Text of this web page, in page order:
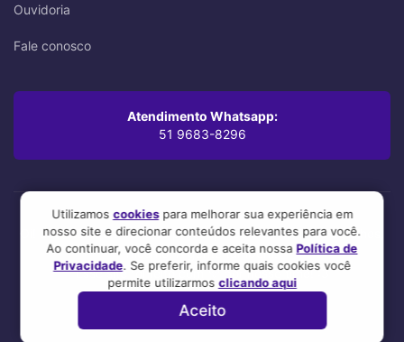
Ouvidoria
Fale conosco
Atendimento Whatsapp:
51 9683-8296
Oi! Leu até aqui? Você se preocupa com os mínimos detalhes,
mesmo. A gente também.
Esse site foi feito com 💜 por nosso time! :3
Utilizamos cookiespara melhorar sua experiência em
nosso site e direcionar conteúdos relevantes para você.
Ao continuar, você concorda e aceita nossaPolítica de
Privacidade. Se preferir, informe quais cookies você
permite utilizarmos clicando aqui
Aceito